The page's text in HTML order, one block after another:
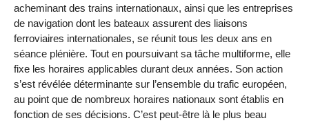
acheminant des trains internationaux, ainsi que les entreprises
de navigation dont les bateaux assurent des liaisons
ferroviaires internationales, se réunit tous les deux ans en
séance plénière. Tout en poursuivant sa tâche multiforme, elle
fixe les horaires applicables durant deux années. Son action
s’est révélée déterminante sur l’ensemble du trafic européen,
au point que de nombreux horaires nationaux sont établis en
fonction de ses décisions. C’est peut-être là le plus beau